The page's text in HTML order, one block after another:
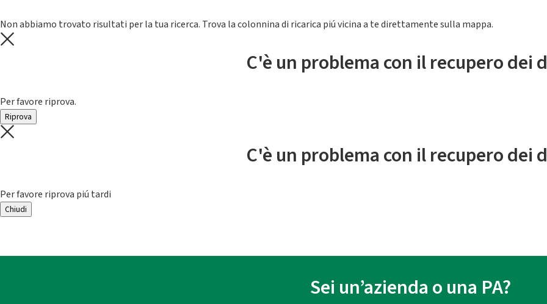
Non abbiamo trovato risultati per la tua ricerca. Trova la colonnina di ricarica piú vicina a te direttamente sulla mappa.
C'è un problema con il recupero dei
Per favore riprova.
Riprova
C'è un problema con il recupero dei
Per favore riprova piú tardi
Chiudi
Sei un’azienda o una PA?